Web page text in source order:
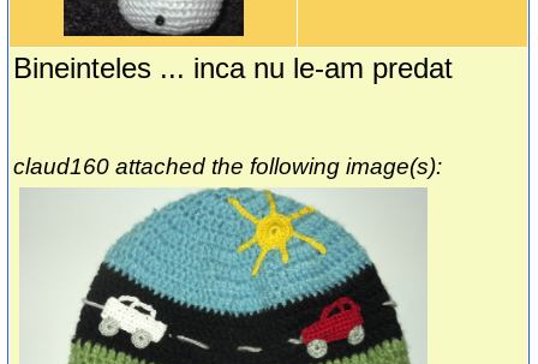
Bineinteles ... inca nu le-am predat
claud160 attached the following image(s):